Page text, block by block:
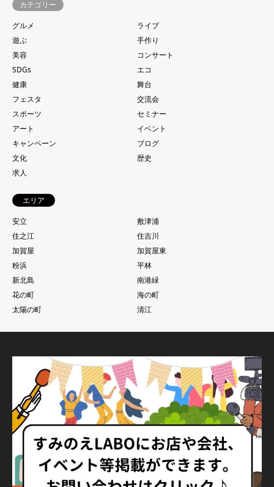
カテゴリー
グルメ
ライブ
遊ぶ
手作り
美容
コンサート
SDGs
エコ
健康
舞台
フェスタ
交流会
スポーツ
セミナー
アート
イベント
キャンペーン
ブログ
文化
歴史
求人
エリア
安立
敷津浦
住之江
住吉川
加賀屋
加賀屋東
粉浜
平林
新北島
南港緑
花の町
海の町
太陽の町
清江